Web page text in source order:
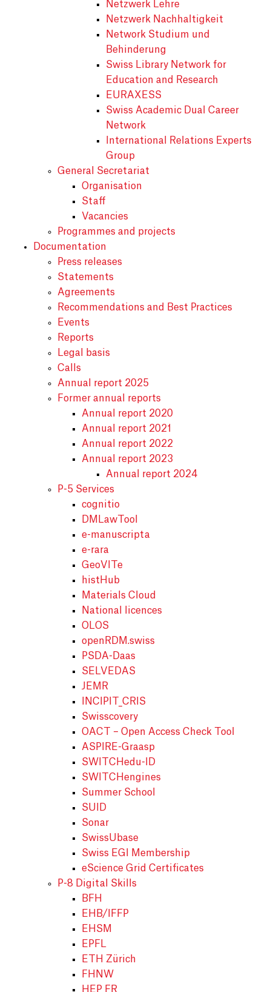
Netzwerk Lehre
Netzwerk Nachhaltigkeit
Network Studium und
Behinderung
Swiss Library Network for
Education and Research
EURAXESS
Swiss Academic Dual Career
Network
International Relations Experts
Group
General Secretariat
Organisation
Staff
Vacancies
Programmes and projects
Documentation
Press releases
Statements
Agreements
Recommendations and Best Practices
Events
Reports
Legal basis
Calls
Annual report 2025
Former annual reports
Annual report 2020
Annual report 2021
Annual report 2022
Annual report 2023
Annual report 2024
P-5 Services
cognitio
DMLawTool
e-manuscripta
e-rara
GeoVITe
histHub
Materials Cloud
National licences
OLOS
openRDM.swiss
PSDA-Daas
SELVEDAS
JEMR
INCIPIT_CRIS
Swisscovery
OACT – Open Access Check Tool
ASPIRE-Graasp
SWITCHedu-ID
SWITCHengines
Summer School
SUID
Sonar
SwissUbase
Swiss EGI Membership
eScience Grid Certificates
P-8 Digital Skills
BFH
EHB/IFFP
EHSM
EPFL
ETH Zürich
FHNW
HEP FR